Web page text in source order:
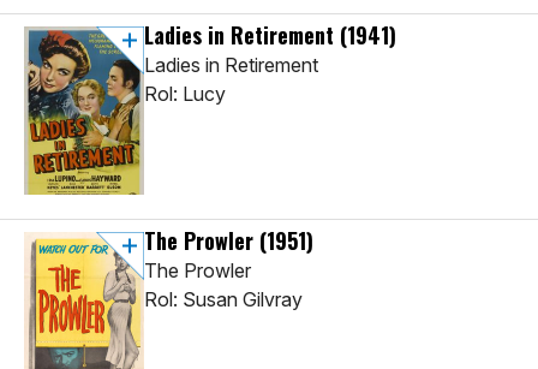
Ladies in Retirement (1941)
Ladies in Retirement
Rol: Lucy
The Prowler (1951)
The Prowler
Rol: Susan Gilvray